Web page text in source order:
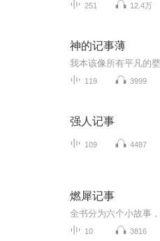
251 12.4万
神的记事薄
119 3999
强人记事
109 4487
燃犀记事
10 3816